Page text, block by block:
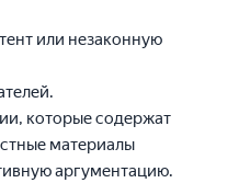
или незаконную
которые содержат
материалы
аргументацию.